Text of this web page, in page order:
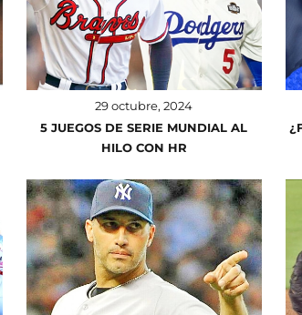
29 octubre, 2024
5 JUEGOS DE SERIE MUNDIAL AL
HILO CON HR